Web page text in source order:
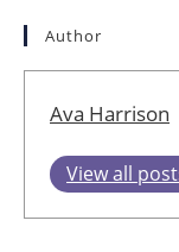
Author
Ava Harrison
View all